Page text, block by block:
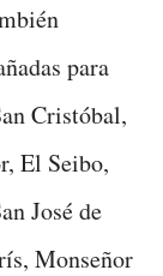
para
Cristóbal,
El Seibo,
José de
Monseñor